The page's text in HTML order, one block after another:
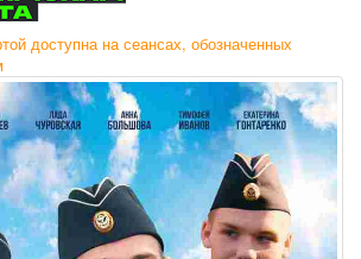
доступна на сеансах, обозначенных